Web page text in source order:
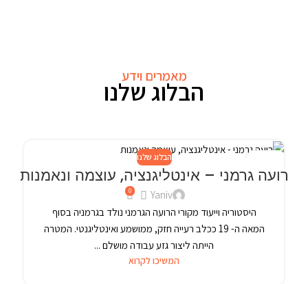
מאמרים וידע
הבלוג שלנו
פבר
הבלוג שלנו
רועה גרמני – אינטליגנציה, עוצמה ונאמנות
Yaniv
0
היסטוריה וייעוד מקורי הרועה הגרמני נולד בגרמניה בסוף
המאה ה- 19 ככלב רעייה חזק, ממושמע ואינטליגנטי. המטרה
הייתה ליצור גזע עבודה מושלם ...
המשיכו לקרוא